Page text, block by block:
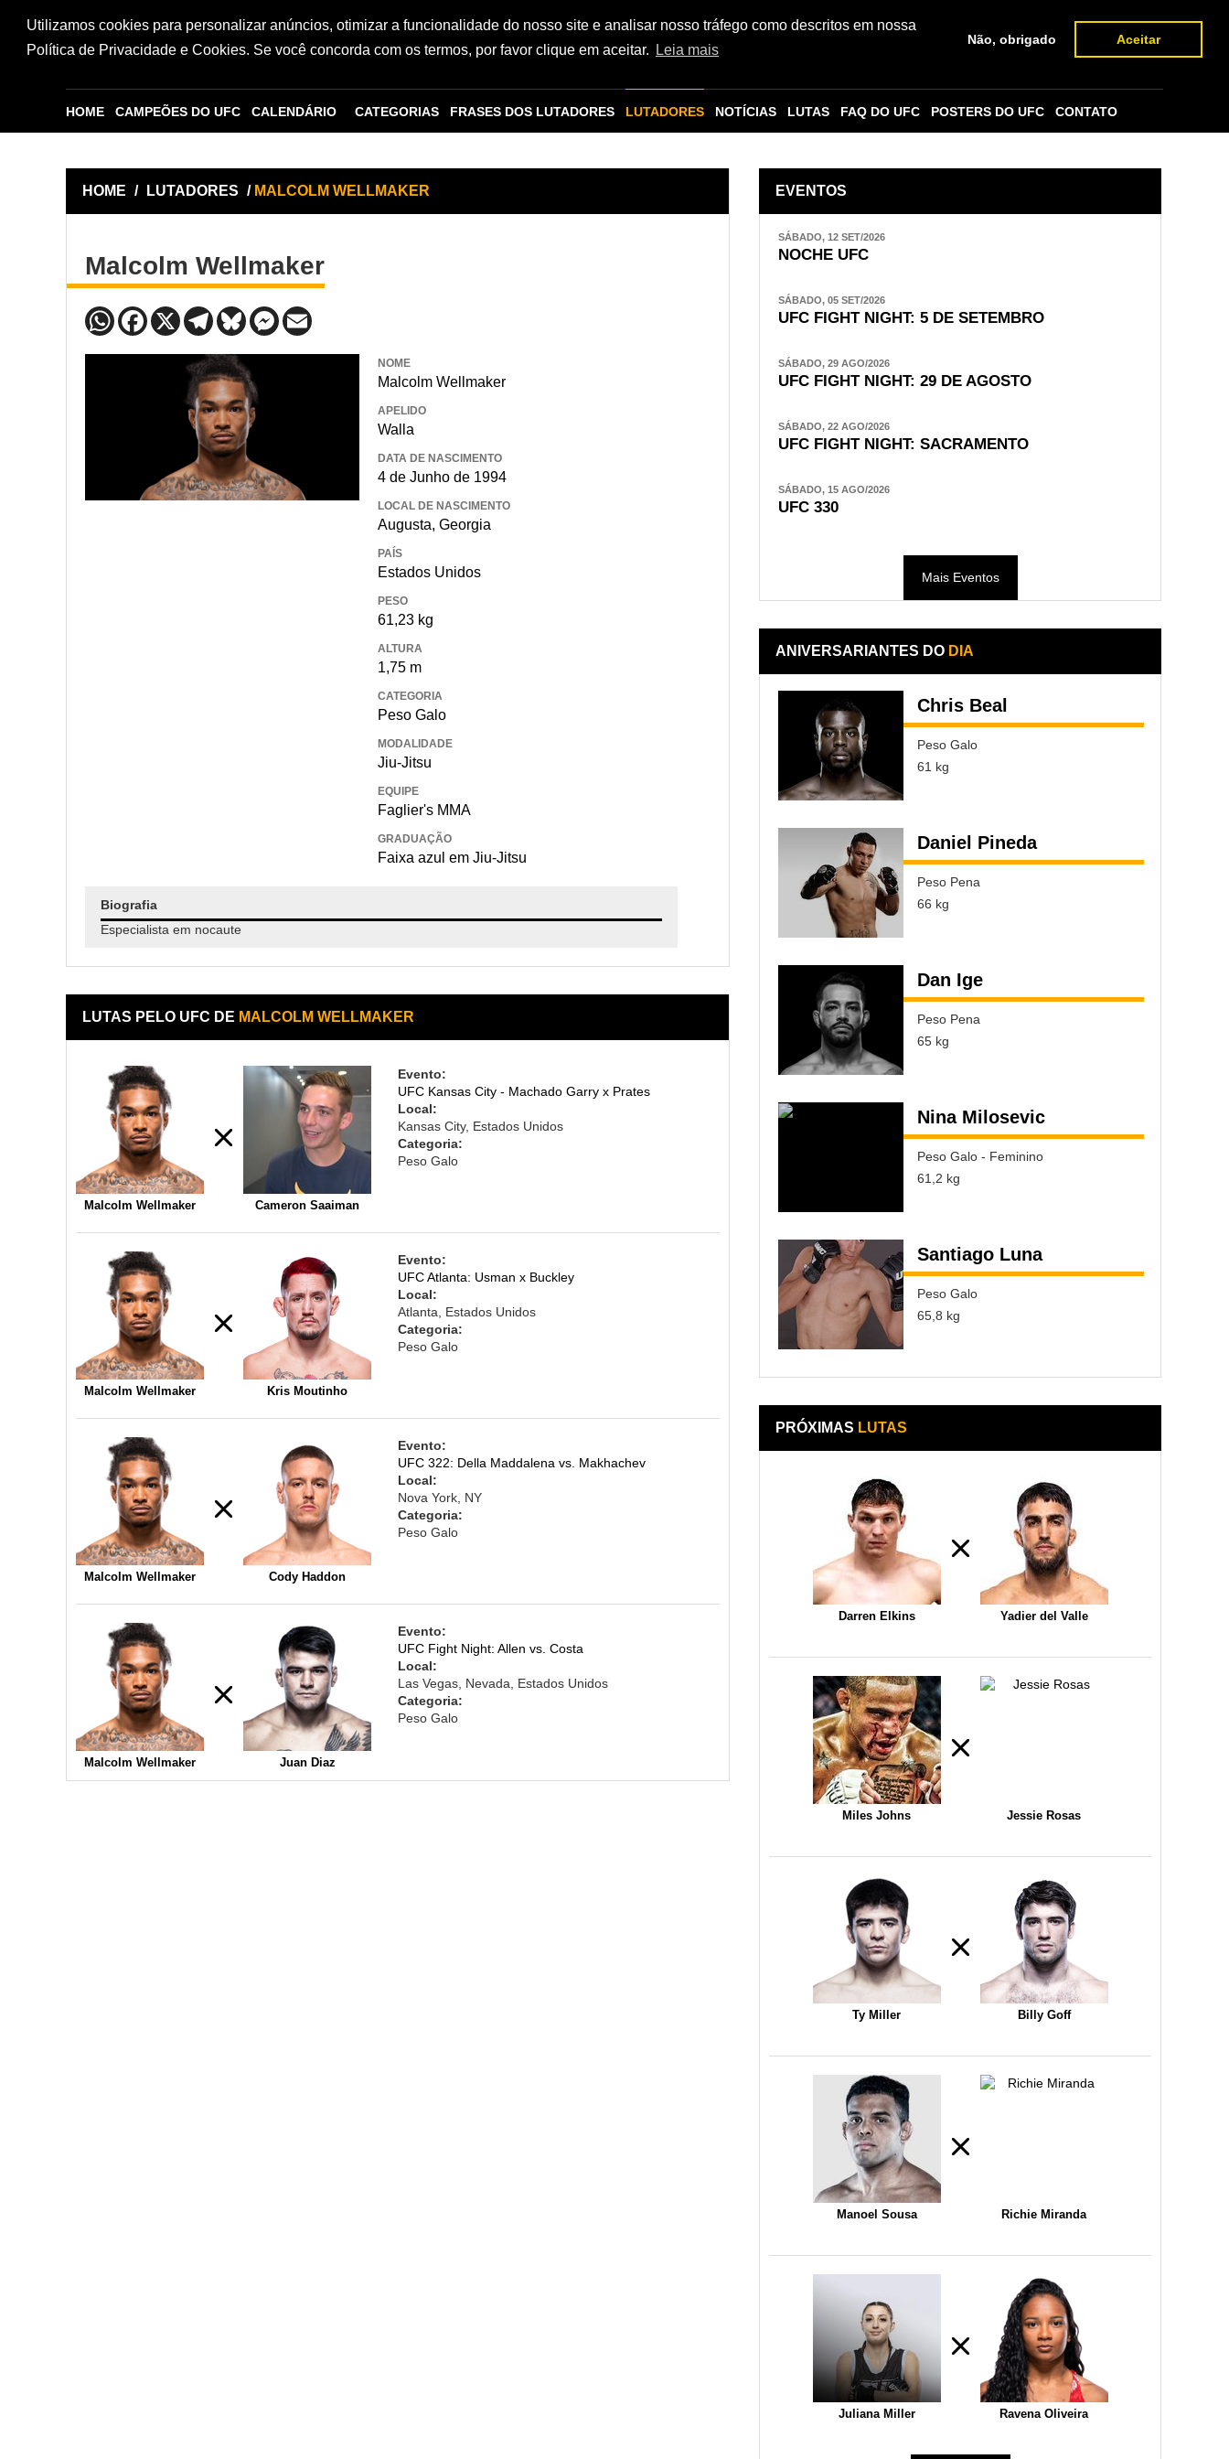
Utilizamos cookies para personalizar anúncios, otimizar a funcionalidade do nosso site e analisar nosso tráfego como descritos em nossa
Política de Privacidade e Cookies. Se você concorda com os termos, por favor clique em aceitar.
Leia mais
Não, obrigado Aceitar
HOME CAMPEÕES DO UFC CALENDÁRIO CATEGORIAS FRASES DOS LUTADORES LUTADORES NOTÍCIAS LUTAS FAQ DO UFC POSTERS DO UFC CONTATO
HOME / LUTADORES / MALCOLM WELLMAKER
Malcolm Wellmaker
NOME
Malcolm Wellmaker
APELIDO
Walla
DATA DE NASCIMENTO
4 de Junho de 1994
LOCAL DE NASCIMENTO
Augusta, Georgia
PAÍS
Estados Unidos
PESO
61,23 kg
ALTURA
1,75 m
CATEGORIA
Peso Galo
MODALIDADE
Jiu-Jitsu
EQUIPE
Faglier's MMA
GRADUAÇÃO
Faixa azul em Jiu-Jitsu
Biografia
Especialista em nocaute
LUTAS PELO UFC DE MALCOLM WELLMAKER
Malcolm Wellmaker Cameron Saaiman
Evento:
UFC Kansas City - Machado Garry x Prates
Local:
Kansas City, Estados Unidos
Categoria:
Peso Galo
Malcolm Wellmaker Kris Moutinho
Evento:
UFC Atlanta: Usman x Buckley
Local:
Atlanta, Estados Unidos
Categoria:
Peso Galo
Malcolm Wellmaker Cody Haddon
Evento:
UFC 322: Della Maddalena vs. Makhachev
Local:
Nova York, NY
Categoria:
Peso Galo
Malcolm Wellmaker Juan Diaz
Evento:
UFC Fight Night: Allen vs. Costa
Local:
Las Vegas, Nevada, Estados Unidos
Categoria:
Peso Galo
EVENTOS
SÁBADO, 12 SET/2026
NOCHE UFC
SÁBADO, 05 SET/2026
UFC FIGHT NIGHT: 5 DE SETEMBRO
SÁBADO, 29 AGO/2026
UFC FIGHT NIGHT: 29 DE AGOSTO
SÁBADO, 22 AGO/2026
UFC FIGHT NIGHT: SACRAMENTO
SÁBADO, 15 AGO/2026
UFC 330
Mais Eventos
ANIVERSARIANTES DO DIA
Chris Beal
Peso Galo
61 kg
Daniel Pineda
Peso Pena
66 kg
Dan Ige
Peso Pena
65 kg
Nina Milosevic
Peso Galo - Feminino
61,2 kg
Santiago Luna
Peso Galo
65,8 kg
PRÓXIMAS LUTAS
Darren Elkins Yadier del Valle
Miles Johns Jessie Rosas
Ty Miller Billy Goff
Manoel Sousa Richie Miranda
Juliana Miller Ravena Oliveira